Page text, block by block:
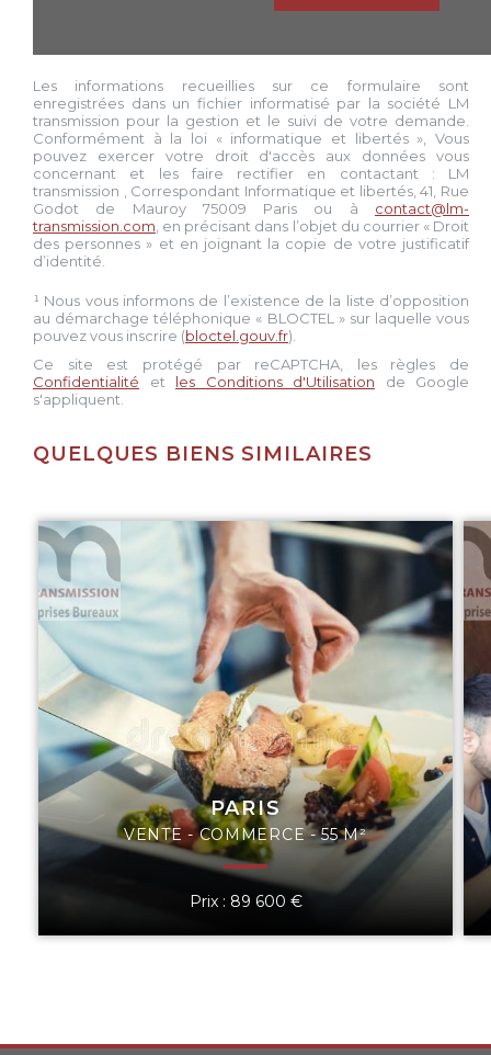
Les informations recueillies sur ce formulaire sont
enregistrées dans un fichier informatisé par la société LM
transmission pour la gestion et le suivi de votre demande.
Conformément à la loi « informatique et libertés », Vous
pouvez exercer votre droit d'accès aux données vous
concernant et les faire rectifier en contactant : LM
transmission
, Correspondant Informatique et libertés,41, Rue
Godot de Mauroy 75009 Paris ou à contact@lm-
transmission.com , en précisant dans l’objet du courrier « Droit
des personnes » et en joignant la copie de votre justificatif
d’identité.
¹ Nous vous informons de l’existence de la liste d’opposition
au démarchage téléphonique « BLOCTEL » sur laquelle vous
pouvez vous inscrire (bloctel.gouv.fr).
Ce site est protégé par reCAPTCHA, les règles de
Confidentialité et les Conditions d'Utilisation de Google
s'appliquent.
QUELQUES BIENS SIMILAIRES
PARIS
VENTE - COMMERCE - 55 M²
Prix : 89 600 €